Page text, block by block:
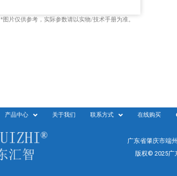
*图片仅供参考，实际参数请以实物/技术手册为准。
产品中心 关于我们 联系方式 在线购买
广东省肇庆市端
版权© 2025广